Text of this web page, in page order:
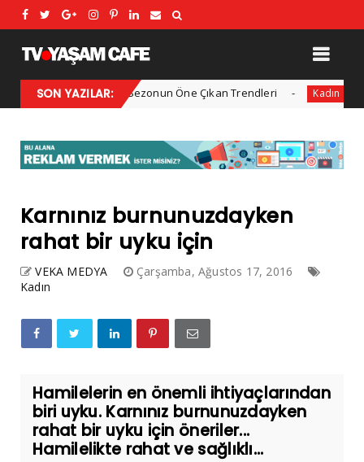
SON YAZILAR:
2025 Kış Modası: Sezonun Öne Çıkan Trendleri Kadın Her yıl
Karnınız burnunuzdayken
rahat bir uyku için
VEKA MEDYA
Çarşamba, Ağustos 17, 2016
Kadın
Hamilelerin en önemli ihtiyaçlarından
biri uyku. Karnınız burnunuzdayken
rahat bir uyku için öneriler...
Hamilelikte rahat ve sağlıklı...